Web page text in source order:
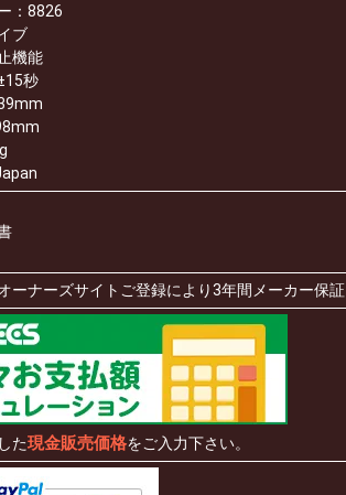
：8826
ブ
機能
秒
ーナーズサイトご登録により3年間メーカー保証
た現金販売価格をご入力下さい。